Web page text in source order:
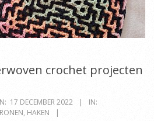
crochet projecten
17 DECEMBER 2022
IN:
, HAKEN